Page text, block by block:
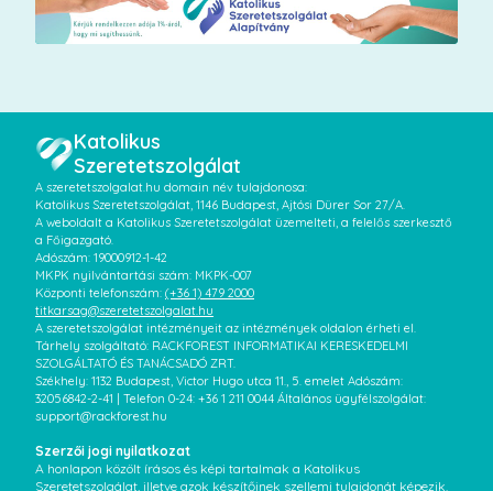
Katolikus
Szeretetszolgálat
A szeretetszolgalat.hu domain név tulajdonosa:
Katolikus Szeretetszolgálat, 1146 Budapest, Ajtósi Dürer Sor 27/A.
A weboldalt a Katolikus Szeretetszolgálat üzemelteti, a felelős szerkesztő
a Főigazgató.
Adószám: 19000912-1-42
MKPK nyilvántartási szám: MKPK-007
Központi telefonszám: (+36 1) 479 2000
titkarsag@szeretetszolgalat.hu
A szeretetszolgálat intézményeit az intézmények oldalon érheti el.
Tárhely szolgáltató: RACKFOREST INFORMATIKAI KERESKEDELMI
SZOLGÁLTATÓ ÉS TANÁCSADÓ ZRT.
Székhely: 1132 Budapest, Victor Hugo utca 11., 5. emelet Adószám:
32056842-2-41 | Telefon 0-24: +36 1 211 0044 Általános ügyfélszolgálat:
support@rackforest.hu
Szerzői jogi nyilatkozat
A honlapon közölt írásos és képi tartalmak a Katolikus
Szeretetszolgálat, illetve azok készítőinek szellemi tulajdonát képezik.